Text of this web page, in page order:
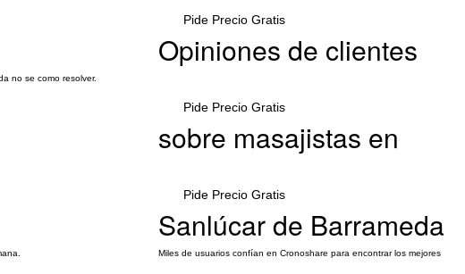
no se como resolver.
Pide Precio Gratis
Pide Precio Gratis
Pide Precio Gratis
Opiniones de clientes
sobre masajistas en
Sanlúcar de Barrameda
Miles de usuarios confían en Cronoshare para encontrar los mejores